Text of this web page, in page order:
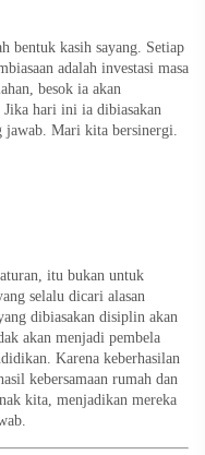
bentuk kasih sayang. Setiap
adalah investasi masa
besok ia akan
Jika hari ini ia dibiasakan
jawab. Mari kita bersinergi.
itu bukan untuk
selalu dicari alasan
dibiasakan disiplin akan
akan menjadi pembela
Karena keberhasilan
kebersamaan rumah dan
kita, menjadikan mereka